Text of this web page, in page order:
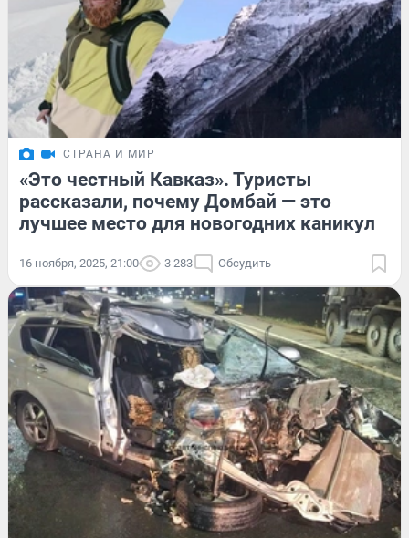
СТРАНА И МИР
«Это честный Кавказ». Туристы
рассказали, почему Домбай — это
лучшее место для новогодних каникул
16 ноября, 2025, 21:00 3 283 Обсудить